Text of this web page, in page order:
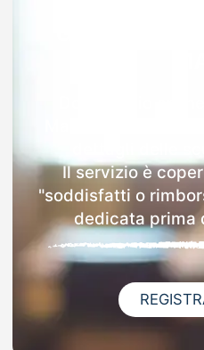
Il servizio è
"soddisfatti o
dedicata prima